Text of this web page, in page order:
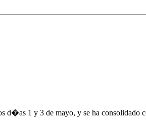
1 y 3 de mayo, y se ha consolidado